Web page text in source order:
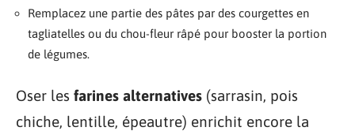
Remplacez une partie des pâtes par des courgettes en
tagliatelles ou du chou-fleur râpé pour booster la portion
de légumes.
Oser les farines alternatives (sarrasin, pois
chiche, lentille, épeautre) enrichit encore la